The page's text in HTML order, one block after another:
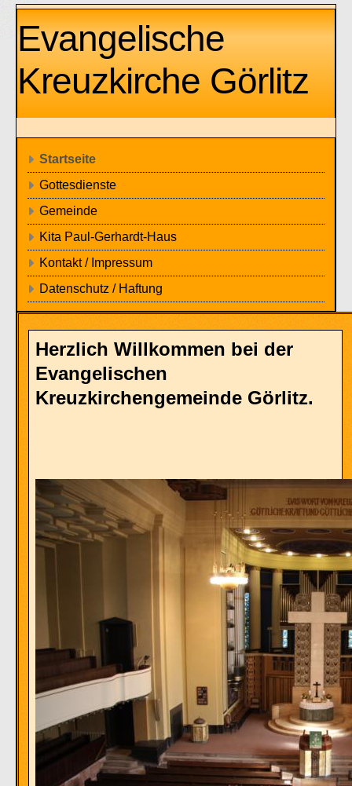
Evangelische
Kreuzkirche Görlitz
Startseite
Gottesdienste
Gemeinde
Kita Paul-Gerhardt-Haus
Kontakt / Impressum
Datenschutz / Haftung
Herzlich Willkommen bei der
Evangelischen
Kreuzkirchengemeinde Görlitz.